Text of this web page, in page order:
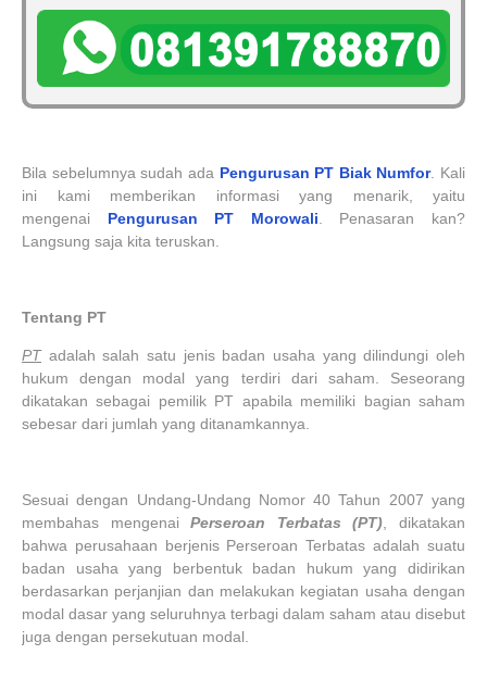
Bila sebelumnya sudah ada Pengurusan PT Biak Numfor. Kali
ini kami memberikan informasi yang menarik, yaitu
mengenai Pengurusan PT Morowali . Penasaran kan?
Langsung saja kita teruskan.
Tentang PT
PTadalah salah satu jenis badan usaha yang dilindungi oleh
hukum dengan modal yang terdiri dari saham. Seseorang
dikatakan sebagai pemilik PT apabila memiliki bagian saham
sebesar dari jumlah yang ditanamkannya.
Sesuai dengan Undang-Undang Nomor 40 Tahun 2007 yang
membahas mengenaiPerseroan Terbatas (PT) , dikatakan
bahwa perusahaan berjenis Perseroan Terbatas adalah suatu
badan usaha yang berbentuk badan hukum yang didirikan
berdasarkan perjanjian dan melakukan kegiatan usaha dengan
modal dasar yang seluruhnya terbagi dalam saham atau disebut
juga dengan persekutuan modal.